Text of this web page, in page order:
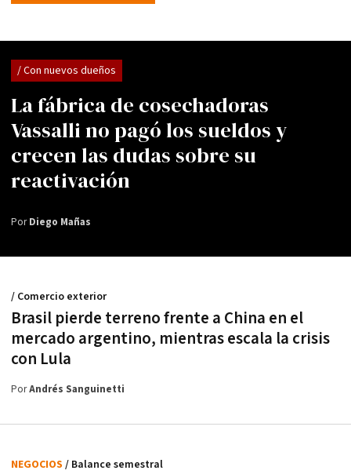
La fábrica de cosechadoras
Vassalli no pagó los sueldos y
crecen las dudas sobre su
reactivación
/ Con nuevos dueños
PorDiego Mañas
Brasil pierde terreno frente a China en el
mercado argentino, mientras escala la crisis
con Lula
/ Comercio exterior
PorAndrés Sanguinetti
NEGOCIOS / Balance semestral